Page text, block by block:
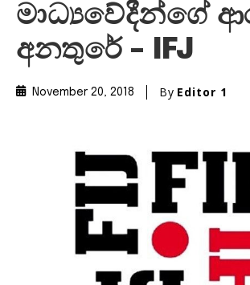
මාධ්‍යවේදීන්ගේ
අනතුරේ – IFJ
November 20, 2018 By Editor 1